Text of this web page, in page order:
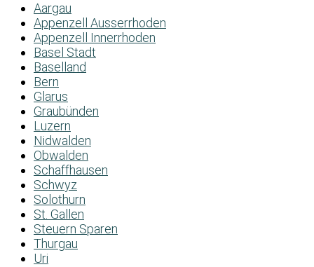
Aargau
Appenzell Ausserrhoden
Appenzell Innerrhoden
Basel Stadt
Baselland
Bern
Glarus
Graubünden
Luzern
Nidwalden
Obwalden
Schaffhausen
Schwyz
Solothurn
St. Gallen
Steuern Sparen
Thurgau
Uri